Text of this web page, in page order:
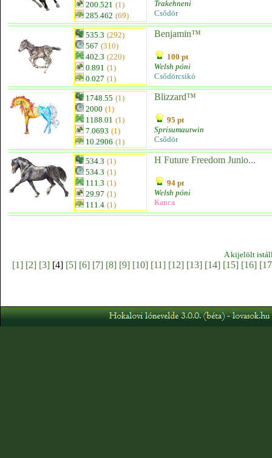
200.521 (1)
285.462 (69)
Trakehneni
Csődör
535.3 (292)
567 (310)
402.3 (220)
0.891 (1)
0.027 (1)
Benjamin™
100 pt
Welsh póni
Csődörcsikó
1748.55 (1)
2000 (1)
1188.01 (1)
7.0693 (1)
10.2906 (1)
Blizzard™
95 pt
Sprisumautwin
Csődör
534.3 (1)
534.3 (1)
111.3 (1)
29.97 (1)
111.4 (1)
H Future Freedom Junio...
94 pt
Welsh póni
Kanca
A kijelölt
[1] [2] [3][4] [5] [6] [7] [8] [9] [10] [11] [12] [13] [14] [15] [16]